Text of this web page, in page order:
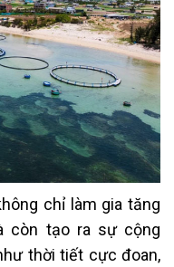
chỉ làm gia tăng
còn tạo ra sự cộng
thời tiết cực đoan,